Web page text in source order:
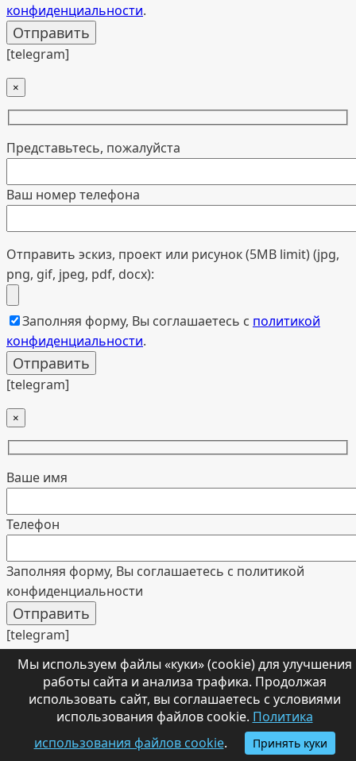
Мы используем файлы «куки» (cookie) для улучшения
работы сайта и анализа трафика. Продолжая
использовать сайт, вы соглашаетесь с условиями
использования файлов cookie. Политика
использования файлов cookie. Принять куки
конфиденциальности.
[telegram]
×
Представьтесь, пожалуйста
Ваш номер телефона
Отправить эскиз, проект или рисунок (5MB limit) (jpg,
png, gif, jpeg, pdf, docx):
Заполняя форму, Вы соглашаетесь с политикой
конфиденциальности.
[telegram]
×
Ваше имя
Телефон
Заполняя форму, Вы соглашаетесь с политикой
конфиденциальности
[telegram]
×
Представьтесь, пожалуйста